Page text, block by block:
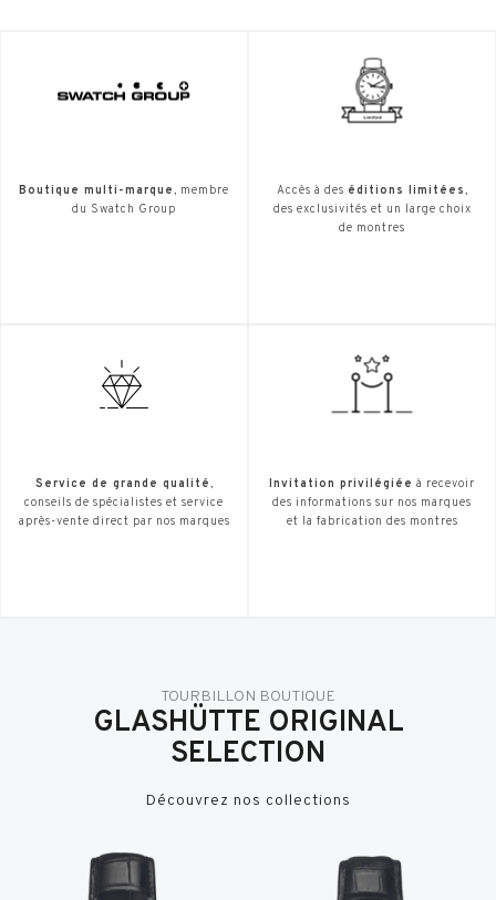
Boutique multi-marque, membre
du Swatch Group
Accès à des éditions limitées,
des exclusivités et un large choix
de montres
Service de grande qualité,
conseils de spécialistes et service
après-vente direct par nos marques
Invitation privilégiée à recevoir
des informations sur nos marques
et la fabrication des montres
TOURBILLON BOUTIQUE
GLASHÜTTE ORIGINAL
SELECTION
Découvrez nos collections